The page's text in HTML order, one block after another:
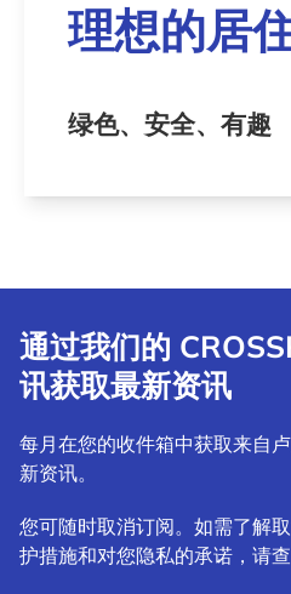
理想的居
绿色、安全、有趣
通过我们的
讯获取最新资讯
每月在您的收件箱中获取来自
新资讯。
您可随时取消订阅。如需了解
护措施和对您隐私的承诺，请查